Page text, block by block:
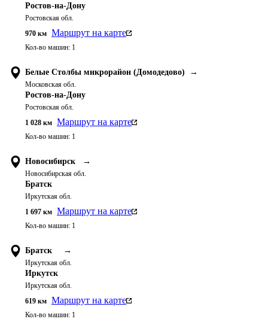
Ростов-на-Дону
Ростовская обл.
970 км Маршрут на карте
Кол-во машин: 1
Белые Столбы микрорайон (Домодедово) →
Московская обл.
Ростов-на-Дону
Ростовская обл.
1 028 км Маршрут на карте
Кол-во машин: 1
Новосибирск →
Новосибирская обл.
Братск
Иркутская обл.
1 697 км Маршрут на карте
Кол-во машин: 1
Братск →
Иркутская обл.
Иркутск
Иркутская обл.
619 км Маршрут на карте
Кол-во машин: 1